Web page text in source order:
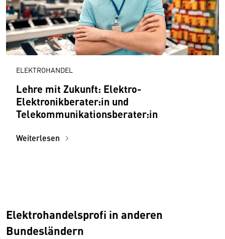
ELEKTROHANDEL
Lehre mit Zukunft: Elektro-
Elektronikberater:in und
Telekommunikationsberater:in
Weiterlesen
Elektrohandelsprofi in anderen
Bundesländern